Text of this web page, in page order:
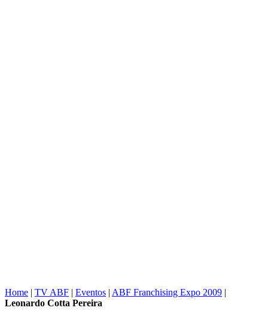
Home | TV ABF | Eventos | ABF Franchising Expo 2009 |
Leonardo Cotta Pereira